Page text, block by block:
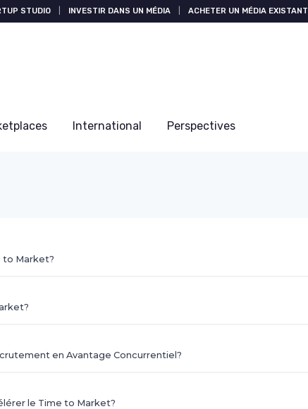
STUDIO INVESTIR DANS UN MÉDIA ACHETER UN MÉDIA EXISTANT
International Perspectives
to Market?
en Avantage Concurrentiel?
le Time to Market?